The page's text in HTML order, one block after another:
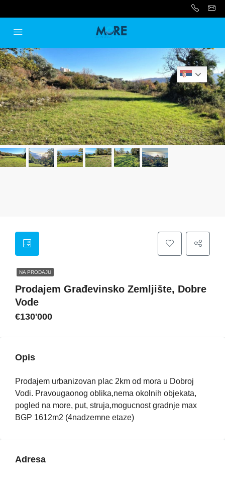
NA PRODAJU
Prodajem Građevinsko Zemljište, Dobre
Vode
€130'000
Opis
Prodajem urbanizovan plac 2km od mora u Dobroj
Vodi. Pravougaonog oblika,nema okolnih objekata,
pogled na more, put, struja,mogucnost gradnje max
BGP 1612m2 (4nadzemne etaze)
Adresa
Serbian